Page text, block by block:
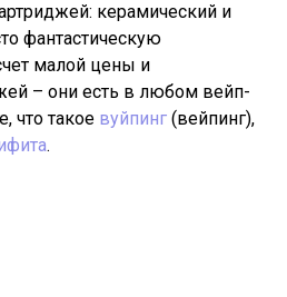
керамический и
фантастическую
малой цены и
– они есть в любом вейп-
что такое вуйпинг (вейпинг),
.